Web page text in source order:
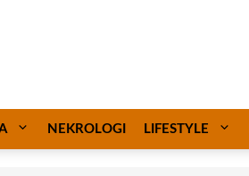
NEKROLOGI LIFESTYLE